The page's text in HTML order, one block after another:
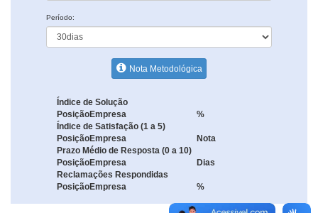
Período:
Nota Metodológica
Índice de Solução
PosiçãoEmpresa
%
Índice de Satisfação (1 a 5)
PosiçãoEmpresa
Nota
Prazo Médio de Resposta (0 a 10)
PosiçãoEmpresa
Dias
Reclamações Respondidas
PosiçãoEmpresa %